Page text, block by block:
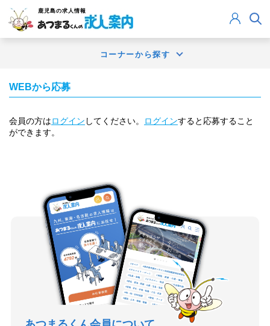
鹿児島の求人情報
コーナーから探す
WEBから応募
会員の方はログイン してください。 ログインすると応募すること
ができます。